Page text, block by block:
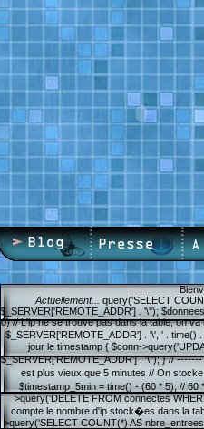
Actuellement... query('SELECT
$_SERVER['REMOTE_ADDR'] . '\'');
0) // L'ip ne se trouve pas dans la table, on
$_SERVER['REMOTE_ADDR'] . '\', ' .
jour le timestamp { $conn-
$_SERVER['REMOTE_ADDR'] . '\''); } //
est plus vieux que 5 minutes // On
$timestamp_5min = time() - (60 * 5); //
>query('DELETE FROM connectes
compte le nombre d'ip stock�es dans la
>query('SELECT COUNT(*) AS